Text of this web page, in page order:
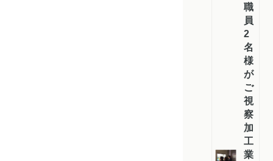
職
員
2
名
様
が
ご
視
察：
加
工・
業